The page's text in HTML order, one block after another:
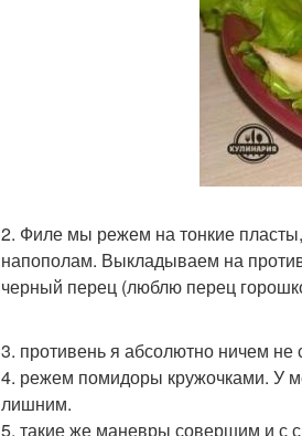
2. Филе мы режем на тонкие
напополам. Выкладываем на
черный перец (люблю перец
3. противень я абсолютно ничем
4. режем помидоры кружочками. У
лишним.
5. такие же маневры совершим и с